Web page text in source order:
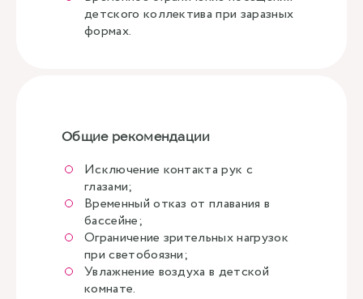
детского коллектива при заразных
формах.
Общие рекомендации
Исключение контакта рук с
глазами;
Временный отказ от плавания в
бассейне;
Ограничение зрительных нагрузок
при светобоязни;
Увлажнение воздуха в детской
комнате.